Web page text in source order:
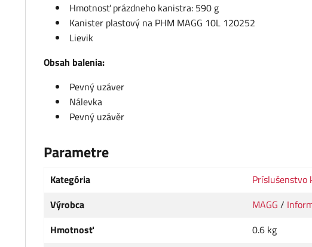
Hmotnosť prázdneho kanistra: 590 g
Kanister plastový na PHM MAGG 10L 120252
Lievik
Obsah balenia:
Pevný uzáver
Nálevka
Pevný uzávěr
Parametre
Kategória
Príslušenstvo
Výrobca
MAGG /
Hmotnosť
0.6 kg